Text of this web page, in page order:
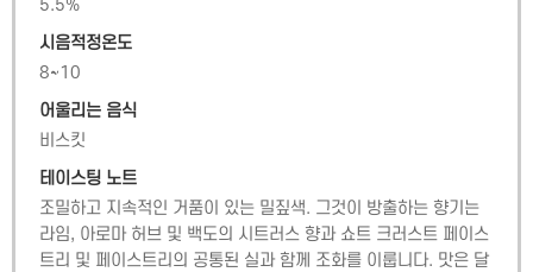
5.5%
시음적정온도
8~10
어울리는 음식
비스킷
테이스팅 노트
조밀하고 지속적인 거품이 있는 밀짚색. 그것이 방출하는 향기는
라임, 아로마 허브 및 백도의 시트러스 향과 쇼트 크러스트 페이스
트리 및 페이스트리의 공통된 실과 함께 조화를 이룹니다. 맛은 달